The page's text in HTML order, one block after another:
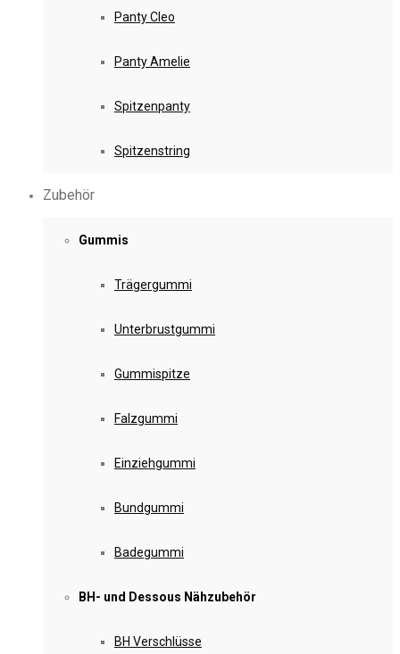
Panty Cleo
Panty Amelie
Spitzenpanty
Spitzenstring
Zubehör
Gummis
Trägergummi
Unterbrustgummi
Gummispitze
Falzgummi
Einziehgummi
Bundgummi
Badegummi
BH- und Dessous Nähzubehör
BH Verschlüsse